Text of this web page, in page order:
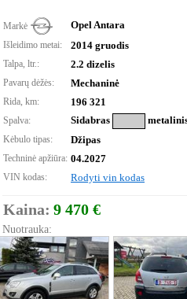
Markė Opel Antara
Išleidimo metai: 2014 gruodis
Talpa, ltr.: 2.2 dizelis
Pavarų dėžės: Mechaninė
Rida, km: 196 321
Spalva: Sidabras
Kėbulo tipas: Džipas
Techninė apžiūra: 04.2027
VIN kodas: Rodyti vin kodas
Kaina: 9 470 €
Nuotrauka: